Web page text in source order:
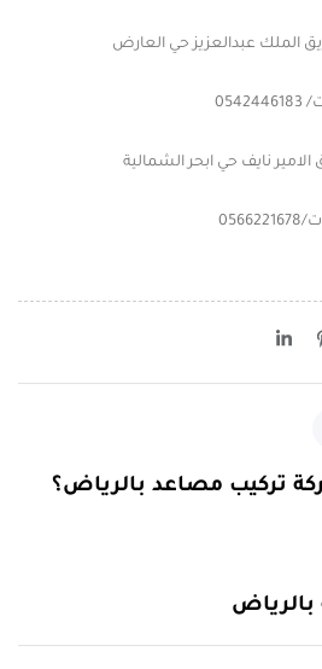
الملك عبدالعزيز حي العارض
نايف حي ابحر الشمالية
ت/0566221678
تركيب مصاعد بالرياض؟
بالرياض